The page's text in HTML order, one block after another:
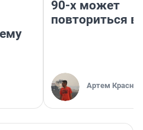
90-х может
повториться
Артем Краснов